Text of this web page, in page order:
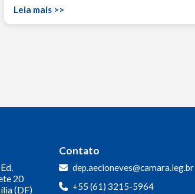
Leia mais >>
Ed.
20
(DF)
Contato
dep.aecioneves@camara.leg.br
+55 (61) 3215-5964